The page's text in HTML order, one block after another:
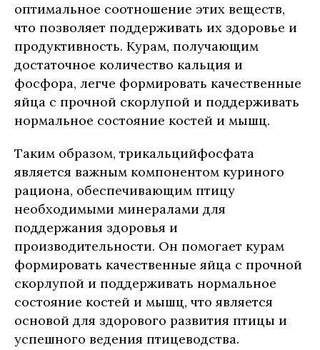
оптимальное соотношение этих веществ,
что позволяет поддерживать их здоровье и
продуктивность. Курам, получающим
достаточное количество кальция и
фосфора, легче формировать качественные
яйца с прочной скорлупой и поддерживать
нормальное состояние костей и мышц.
Таким образом, трикальцийфосфата
является важным компонентом куриного
рациона, обеспечивающим птицу
необходимыми минералами для
поддержания здоровья и
производительности. Он помогает курам
формировать качественные яйца с прочной
скорлупой и поддерживать нормальное
состояние костей и мышц, что является
основой для здорового развития птицы и
успешного ведения птицеводства.